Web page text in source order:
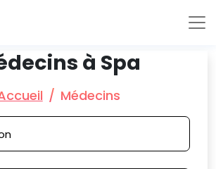
à Spa
Médecins